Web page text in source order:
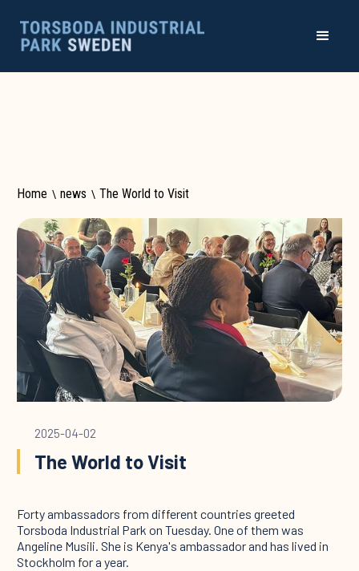
Home \ news \ The World to Visit
2025-04-02
The World to Visit
Forty ambassadors from different countries greeted
Torsboda Industrial Park on Tuesday. One of them was
Angeline Musili. She is Kenya's ambassador and has lived in
Stockholm for a year.